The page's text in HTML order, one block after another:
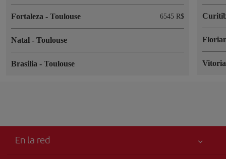
Fortaleza - Toulouse 6545 R$
Natal - Toulouse
Brasilia - Toulouse
En la red